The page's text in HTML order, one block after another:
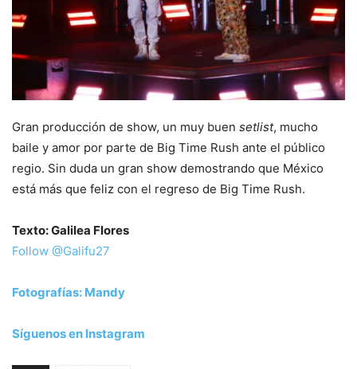
Gran producción de show, un muy buen setlist, mucho
baile y amor por parte de Big Time Rush ante el público
regio. Sin duda un gran show demostrando que México
está más que feliz con el regreso de Big Time Rush.
Texto: Galilea Flores
Follow @Galifu27
Fotografías: Mandy
Síguenos en Instagram